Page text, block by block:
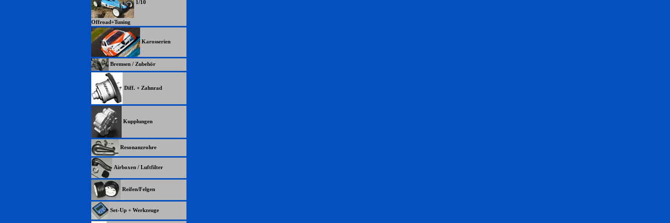
1/10
Offroad+Tuning
Karosserien
Bremsen / Zubehör
Diff. + Zahnrad
Kupplungen
Resonanzrohre
Airboxen / Luftfilter
Reifen/Felgen
Set-Up + Werkzeuge